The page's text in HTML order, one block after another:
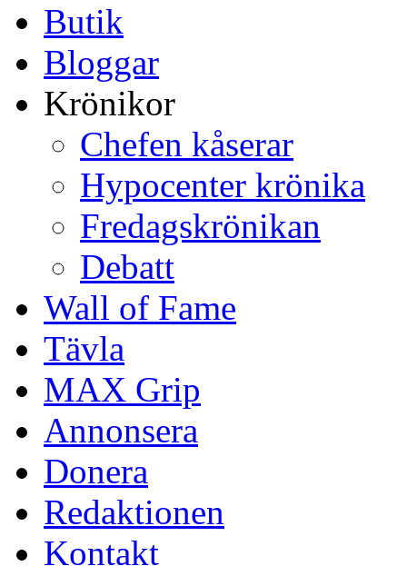
Butik
Bloggar
Krönikor
Chefen kåserar
Hypocenter krönika
Fredagskrönikan
Debatt
Wall of Fame
Tävla
MAX Grip
Annonsera
Donera
Redaktionen
Kontakt